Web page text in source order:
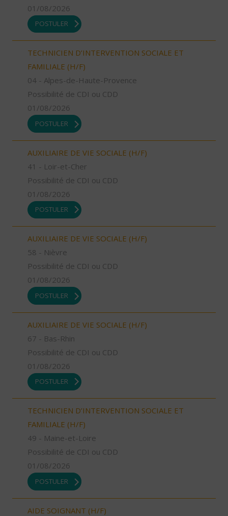
01/08/2026
POSTULER
TECHNICIEN D’INTERVENTION SOCIALE ET
FAMILIALE (H/F)
04 - Alpes-de-Haute-Provence
Possibilité de CDI ou CDD
01/08/2026
POSTULER
AUXILIAIRE DE VIE SOCIALE (H/F)
41 - Loir-et-Cher
Possibilité de CDI ou CDD
01/08/2026
POSTULER
AUXILIAIRE DE VIE SOCIALE (H/F)
58 - Nièvre
Possibilité de CDI ou CDD
01/08/2026
POSTULER
AUXILIAIRE DE VIE SOCIALE (H/F)
67 - Bas-Rhin
Possibilité de CDI ou CDD
01/08/2026
POSTULER
TECHNICIEN D’INTERVENTION SOCIALE ET
FAMILIALE (H/F)
49 - Maine-et-Loire
Possibilité de CDI ou CDD
01/08/2026
POSTULER
AIDE SOIGNANT (H/F)